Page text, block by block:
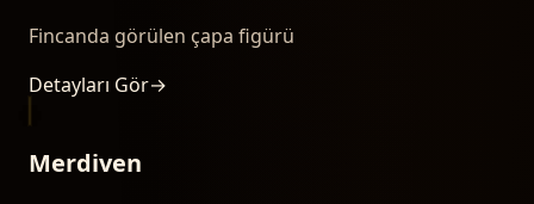
Fincanda görülen çapa figürü
Detayları Gör→
Merdiven